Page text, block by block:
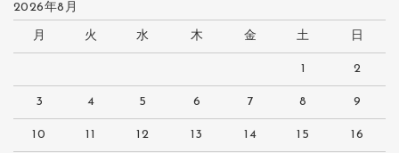
2026年8月
月 火 水 木 金 土 日
1 2
3 4 5 6 7 8 9
10 11 12 13 14 15 16